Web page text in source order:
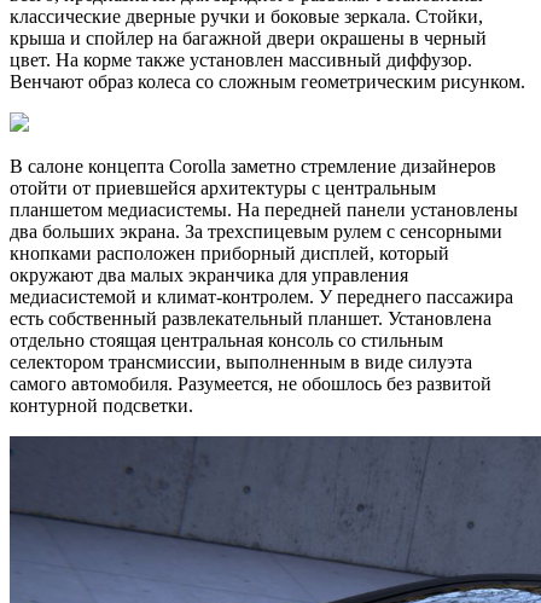
классические дверные ручки и боковые зеркала. Стойки,
крыша и спойлер на багажной двери окрашены в черный
цвет. На корме также установлен массивный диффузор.
Венчают образ колеса со сложным геометрическим рисунком.
В салоне концепта Corolla заметно стремление дизайнеров
отойти от приевшейся архитектуры с центральным
планшетом медиасистемы. На передней панели установлены
два больших экрана. За трехспицевым рулем с сенсорными
кнопками расположен приборный дисплей, который
окружают два малых экранчика для управления
медиасистемой и климат-контролем. У переднего пассажира
есть собственный развлекательный планшет. Установлена
отдельно стоящая центральная консоль со стильным
селектором трансмиссии, выполненным в виде силуэта
самого автомобиля. Разумеется, не обошлось без развитой
контурной подсветки.